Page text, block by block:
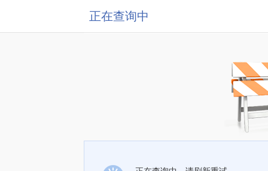
正在查询中